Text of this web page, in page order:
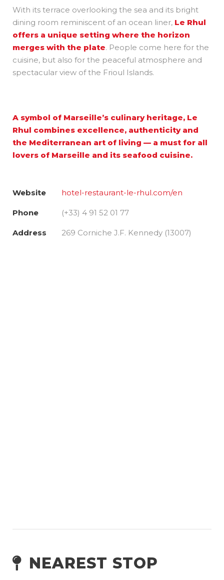
With its terrace overlooking the sea and its bright
dining room reminiscent of an ocean liner, Le Rhul
offers a unique setting where the horizon
merges with the plate. People come here for the
cuisine, but also for the peaceful atmosphere and
spectacular view of the Frioul Islands.
A symbol of Marseille’s culinary heritage, Le
Rhul combines excellence, authenticity and
the Mediterranean art of living — a must for all
lovers of Marseille and its seafood cuisine.
Website hotel-restaurant-le-rhul.com/en
Phone (+33) 4 91 52 01 77
Address 269 Corniche J.F. Kennedy (13007)
NEAREST STOP